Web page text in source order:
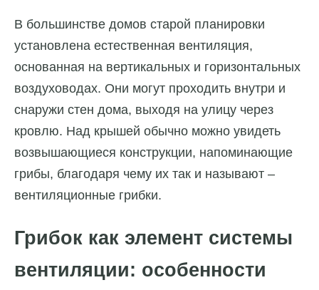
В большинстве домов старой планировки
установлена естественная вентиляция,
основанная на вертикальных и горизонтальных
воздуховодах. Они могут проходить внутри и
снаружи стен дома, выходя на улицу через
кровлю. Над крышей обычно можно увидеть
возвышающиеся конструкции, напоминающие
грибы, благодаря чему их так и называют –
вентиляционные грибки.
Грибок как элемент системы
вентиляции: особенности